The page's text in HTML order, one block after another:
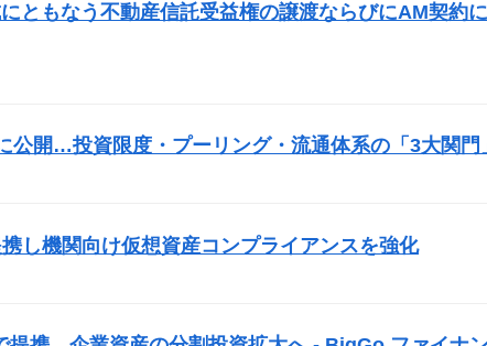
ともなう不動産信託受益権の譲渡ならびにAM契約に
公開…投資限度・プーリング・流通体系の「3大関門
し機関向け仮想資産コンプライアンスを強化